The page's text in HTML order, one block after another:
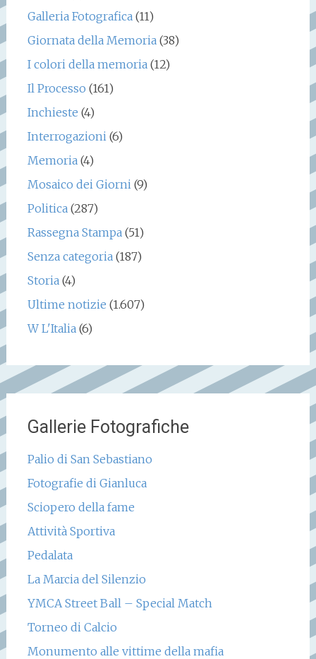
Galleria Fotografica (11)
Giornata della Memoria (38)
I colori della memoria (12)
Il Processo (161)
Inchieste (4)
Interrogazioni (6)
Memoria (4)
Mosaico dei Giorni (9)
Politica (287)
Rassegna Stampa (51)
Senza categoria (187)
Storia (4)
Ultime notizie (1.607)
W L'Italia (6)
Gallerie Fotografiche
Palio di San Sebastiano
Fotografie di Gianluca
Sciopero della fame
Attività Sportiva
Pedalata
La Marcia del Silenzio
YMCA Street Ball – Special Match
Torneo di Calcio
Monumento alle vittime della mafia